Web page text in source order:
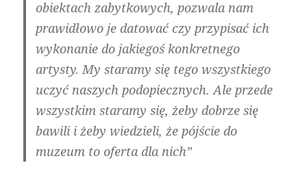
obiektach zabytkowych, pozwala nam
prawidłowo je datować czy przypisać ich
wykonanie do jakiegoś konkretnego
artysty. My staramy się tego wszystkiego
uczyć naszych podopiecznych. Ale przede
wszystkim staramy się, żeby dobrze się
bawili i żeby wiedzieli, że pójście do
muzeum to oferta dla nich”